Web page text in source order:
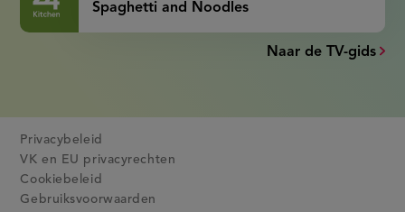
Spaghetti and Noodles
Naar de TV-gids
Privacybeleid
VK en EU privacyrechten
Cookiebeleid
Gebruiksvoorwaarden